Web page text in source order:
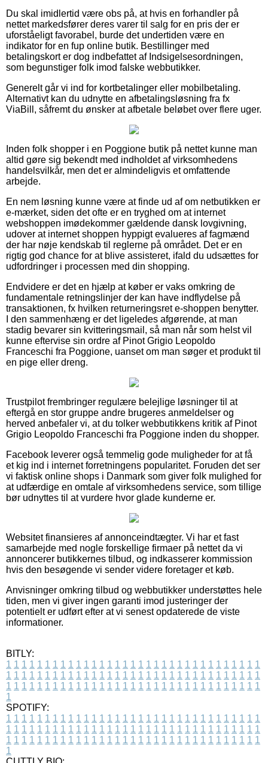
Du skal imidlertid være obs på, at hvis en forhandler på
nettet markedsfører deres varer til salg for en pris der er
uforståeligt favorabel, burde det undertiden være en
indikator for en fup online butik. Bestillinger med
betalingskort er dog indbefattet af Indsigelsesordningen,
som begunstiger folk imod falske webbutikker.
Generelt går vi ind for kortbetalinger eller mobilbetaling.
Alternativt kan du udnytte en afbetalingsløsning fra fx
ViaBill, såfremt du ønsker at afbetale beløbet over flere uger.
Inden folk shopper i en Poggione butik på nettet kunne man
altid gøre sig bekendt med indholdet af virksomhedens
handelsvilkår, men det er almindeligvis et omfattende
arbejde.
En nem løsning kunne være at finde ud af om netbutikken er
e-mærket, siden det ofte er en tryghed om at internet
webshoppen imødekommer gældende dansk lovgivning,
udover at internet shoppen hyppigt evalueres af fagmænd
der har nøje kendskab til reglerne på området. Det er en
rigtig god chance for at blive assisteret, ifald du udsættes for
udfordringer i processen med din shopping.
Endvidere er det en hjælp at køber er vaks omkring de
fundamentale retningslinjer der kan have indflydelse på
transaktionen, fx hvilken returneringsret e-shoppen benytter.
I den sammenhæng er det ligeledes afgørende, at man
stadig bevarer sin kvitteringsmail, så man når som helst vil
kunne eftervise sin ordre af Pinot Grigio Leopoldo
Franceschi fra Poggione, uanset om man søger et produkt til
en pige eller dreng.
Trustpilot frembringer regulære belejlige løsninger til at
eftergå en stor gruppe andre brugeres anmeldelser og
herved anbefaler vi, at du tolker webbutikkens kritik af Pinot
Grigio Leopoldo Franceschi fra Poggione inden du shopper.
Facebook leverer også temmelig gode muligheder for at få
et kig ind i internet forretningens popularitet. Foruden det ser
vi faktisk online shops i Danmark som giver folk mulighed for
at udfærdige en omtale af virksomhedens service, som tillige
bør udnyttes til at vurdere hvor glade kunderne er.
Websitet finansieres af annonceindtægter. Vi har et fast
samarbejde med nogle forskellige firmaer på nettet da vi
annoncerer butikkernes tilbud, og indkasserer kommission
hvis den besøgende vi sender videre foretager et køb.
Anvisninger omkring tilbud og webbutikker understøttes hele
tiden, men vi giver ingen garanti imod justeringer der
potentielt er udført efter at vi senest opdaterede de viste
informationer.
BITLY:
1 1 1 1 1 1 1 1 1 1 1 1 1 1 1 1 1 1 1 1 1 1 1 1 1 1 1 1 1 1 1 1 1
1 1 1 1 1 1 1 1 1 1 1 1 1 1 1 1 1 1 1 1 1 1 1 1 1 1 1 1 1 1 1 1 1
1 1 1 1 1 1 1 1 1 1 1 1 1 1 1 1 1 1 1 1 1 1 1 1 1 1 1 1 1 1 1 1 1
1
SPOTIFY:
1 1 1 1 1 1 1 1 1 1 1 1 1 1 1 1 1 1 1 1 1 1 1 1 1 1 1 1 1 1 1 1 1
1 1 1 1 1 1 1 1 1 1 1 1 1 1 1 1 1 1 1 1 1 1 1 1 1 1 1 1 1 1 1 1 1
1 1 1 1 1 1 1 1 1 1 1 1 1 1 1 1 1 1 1 1 1 1 1 1 1 1 1 1 1 1 1 1 1
1